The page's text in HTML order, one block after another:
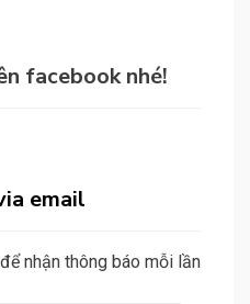
facebook nhé!
email
nhận thông báo mỗi lần